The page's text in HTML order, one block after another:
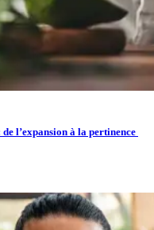
l’expansion à la pertinence